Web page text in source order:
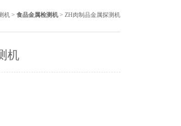
机 > 食品金属检测机 > ZH肉制品金属探测机
机